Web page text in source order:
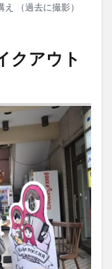
（過去に撮影）
クアウト